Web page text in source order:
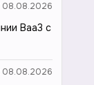
08.08.2026
Baa3 с